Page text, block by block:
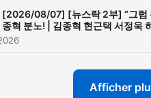
[2026/08/07] [뉴스락 2부] “그럼
종혁 분노! | 김종혁 현근택 서정욱
Afficher